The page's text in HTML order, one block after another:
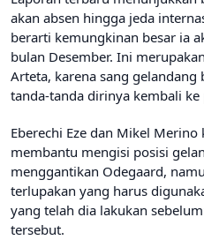
akan absen hingga jeda
berarti kemungkinan besar ia
bulan Desember. Ini
Arteta, karena sang
tanda-tanda dirinya kembali
Eberechi Eze dan Mikel
membantu mengisi posisi
menggantikan Odegaard,
terlupakan yang harus
yang telah dia lakukan
tersebut.